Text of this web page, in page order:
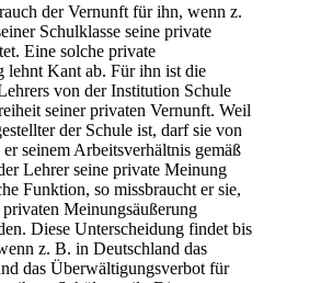
der Vernunft für ihn, wenn z.
Schulklasse seine private
Eine solche private
lehnt Kant ab. Für ihn ist die
von der Institution Schule
seiner privaten Vernunft. Weil
der Schule ist, darf sie von
seinem Arbeitsverhältnis gemäß
Lehrer seine private Meinung
Funktion, so missbraucht er sie,
Meinungsäußerung
Diese Unterscheidung findet bis
z. B. in Deutschland das
das Überwältigungsverbot für